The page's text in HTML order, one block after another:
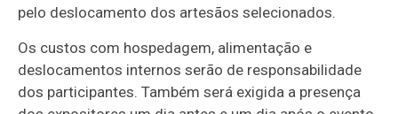
pelo deslocamento dos artesãos selecionados.
Os custos com hospedagem, alimentação e
deslocamentos internos serão de responsabilidade
dos participantes. Também será exigida a presença